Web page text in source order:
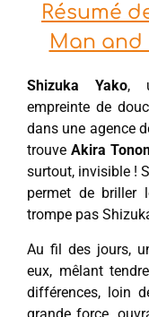
Résumé
Man and
Shizuka Yako,
empreinte de
dans une agence
trouveAkira
surtout, invisible !
permet de briller
trompe pas
Au fil des jours,
eux, mêlant
différences, loin